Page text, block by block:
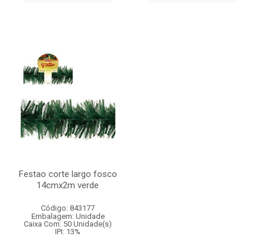
Festao corte largo fosco
14cmx2m verde
Código: 843177
Embalagem: Unidade
Caixa Com: 50 Unidade(s)
IPI: 13%